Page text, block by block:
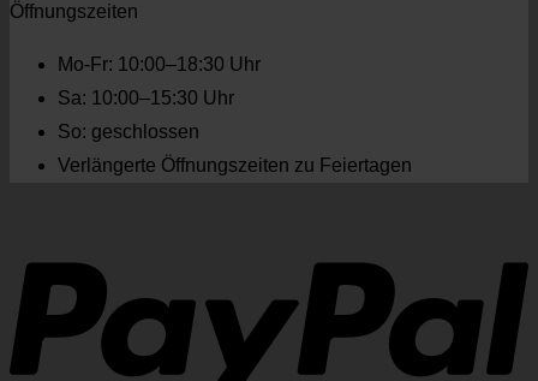
Öffnungszeiten
Mo-Fr: 10:00–18:30 Uhr
Sa: 10:00–15:30 Uhr
So: geschlossen
Verlängerte Öffnungszeiten zu Feiertagen